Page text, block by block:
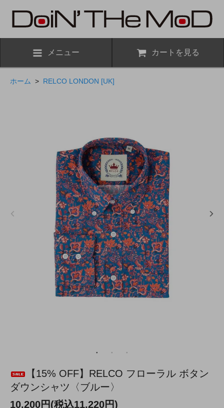
メニュー カートを見る
ホーム > RELCO LONDON [UK]
【15% OFF】RELCO フローラル ボタン
ダウンシャツ〈ブルー〉
10,200円(税込11,220円)